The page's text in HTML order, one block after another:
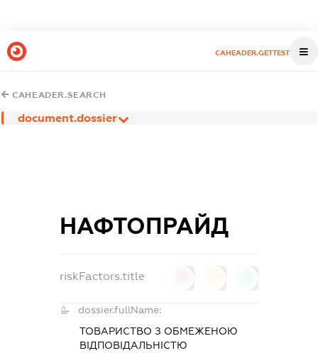
CAHEADER.GETTEST
CAHEADER.SEARCH
document.dossier
НАФТОПРАЙД
riskFactors.title
dossier.fullName:
ТОВАРИСТВО З ОБМЕЖЕНОЮ
ВІДПОВІДАЛЬНІСТЮ